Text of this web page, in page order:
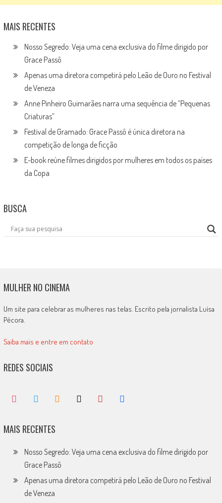
MAIS RECENTES
Nosso Segredo: Veja uma cena exclusiva do filme dirigido por
Grace Passô
Apenas uma diretora competirá pelo Leão de Ouro no Festival
de Veneza
Anne Pinheiro Guimarães narra uma sequência de “Pequenas
Criaturas”
Festival de Gramado: Grace Passô é única diretora na
competição de longa de ficção
E-book reúne filmes dirigidos por mulheres em todos os países
da Copa
BUSCA
MULHER NO CINEMA
Um site para celebrar as mulheres nas telas. Escrito pela jornalista Luísa
Pécora.
Saiba mais e entre em contato
REDES SOCIAIS
MAIS RECENTES
Nosso Segredo: Veja uma cena exclusiva do filme dirigido por
Grace Passô
Apenas uma diretora competirá pelo Leão de Ouro no Festival
de Veneza